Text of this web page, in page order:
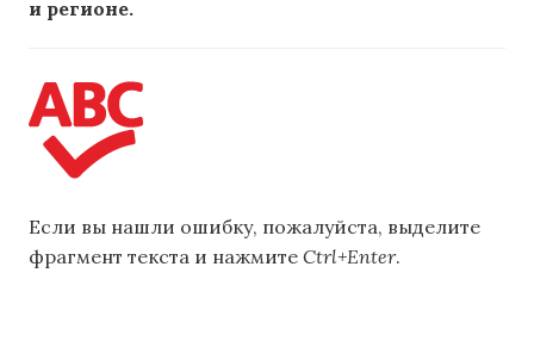
и регионе.
Если вы нашли ошибку, пожалуйста, выделите
фрагмент текста и нажмите Ctrl+Enter.